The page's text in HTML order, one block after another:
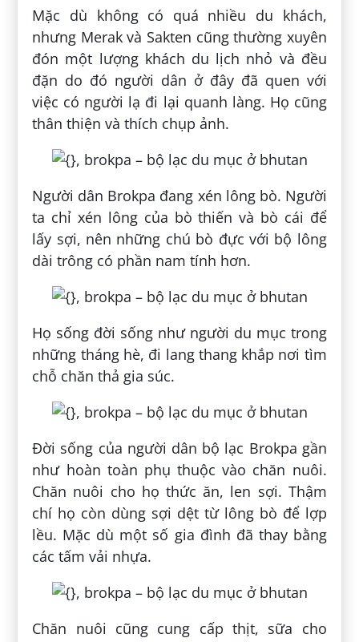
Mặc dù không có quá nhiều du khách,
nhưng Merak và Sakten cũng thường xuyên
đón một lượng khách du lịch nhỏ và đều
đặn do đó người dân ở đây đã quen với
việc có người lạ đi lại quanh làng. Họ cũng
thân thiện và thích chụp ảnh.
Người dân Brokpa đang xén lông bò. Người
ta chỉ xén lông của bò thiến và bò cái để
lấy sợi, nên những chú bò đực với bộ lông
dài trông có phần nam tính hơn.
Họ sống đời sống như người du mục trong
những tháng hè, đi lang thang khắp nơi tìm
chỗ chăn thả gia súc.
Đời sống của người dân bộ lạc Brokpa gần
như hoàn toàn phụ thuộc vào chăn nuôi.
Chăn nuôi cho họ thức ăn, len sợi. Thậm
chí họ còn dùng sợi dệt từ lông bò để lợp
lều. Mặc dù một số gia đình đã thay bằng
các tấm vải nhựa.
Chăn nuôi cũng cung cấp thịt, sữa cho